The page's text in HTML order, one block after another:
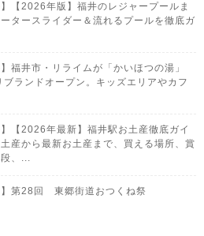
】【2026年版】福井のレジャープールま
タースライダー＆流れるプールを徹底ガ
】福井市・リライムが「かいほつの湯」
ランドオープン。キッズエリアやカフ
】【2026年最新】福井駅お土産徹底ガイ
土産から最新お土産まで、買える場所、賞
、...
】第28回 東郷街道おつくね祭